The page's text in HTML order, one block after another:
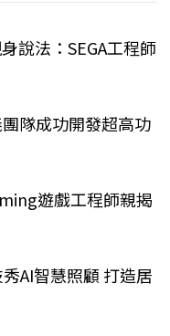
說法：SEGA工程師
隊成功開發超高功
遊戲工程師親揭
AI智慧照顧 打造居